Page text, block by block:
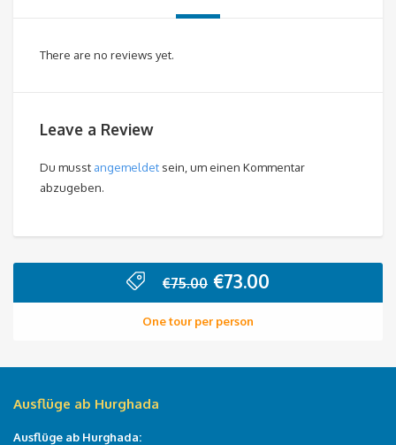
There are no reviews yet.
Leave a Review
Du musst angemeldet sein, um einen Kommentar
abzugeben.
€75.00 Ursprünglicher
Preis
war:
€73.00
Preis
One tour per person
Ausflüge ab Hurghada
Ausflüge ab Hurghada: